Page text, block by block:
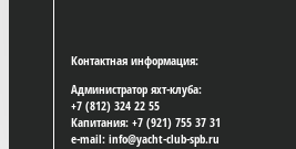
Контактная информация:
Администратор яхт-клуба:
+7 (812) 324 22 55
Капитания: +7 (921) 755 37 31
e-mail: info@yacht-club-spb.ru